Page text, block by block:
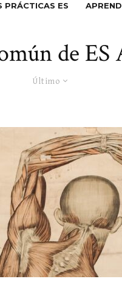
PRÁCTICAS ES
de
Último